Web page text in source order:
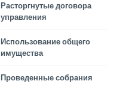
Расторгнутые договора
управления
Использование общего
имущества
Проведенные собрания